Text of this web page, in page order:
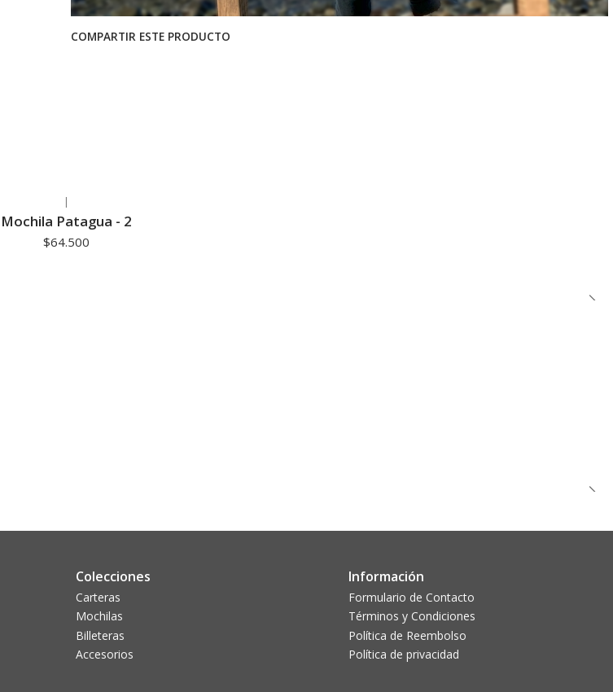
COMPARTIR ESTE PRODUCTO
|
Mochila Patagua - 2
$64.500
Colecciones
Carteras
Mochilas
Billeteras
Accesorios
Información
Formulario de Contacto
Términos y Condiciones
Política de Reembolso
Política de privacidad